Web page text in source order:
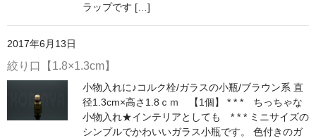
ふた付き
セット
ラップです […]
2017年6月13日
絞り口【1.8×1.3cm】
小物入れに♪コルク栓/ガラスの小瓶/ブラウン系 直
径1.3cm×高さ1.8ｃｍ 【1個】 * * * ちっちゃな
小物入れ★インテリアとしても * * * ミニサイズの
シンプルでかわいいガラス小瓶です。 色付きのガ